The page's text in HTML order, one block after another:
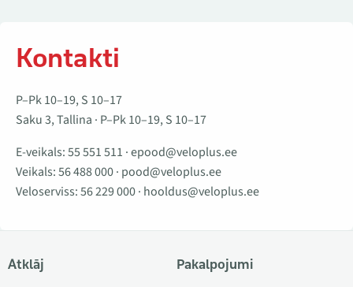
Kontakti
P–Pk 10–19, S 10–17
Saku 3, Tallina · P–Pk 10–19, S 10–17
E-veikals:55 551 511 ·epood@veloplus.ee
Veikals:56 488 000· pood@veloplus.ee
Veloserviss:56 229 000· hooldus@veloplus.ee
Atklāj Pakalpojumi